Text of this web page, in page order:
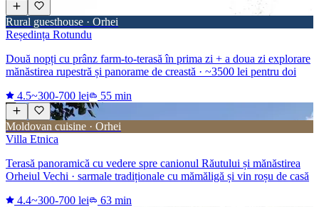
Rural guesthouse · Orhei
Reședința Rotundu
Două nopți cu prânz farm-to-terasă în prima zi + a doua zi explorare
mănăstirea rupestră și panorame de creastă · ~3500 lei pentru doi
4.5~300-700 lei 55 min
Moldovan cuisine · Orhei
Villa Etnica
Terasă panoramică cu vedere spre canionul Răutului și mănăstirea
Orheiul Vechi · sarmale tradiționale cu mămăligă și vin roșu de casă
4.4~300-700 lei 63 min